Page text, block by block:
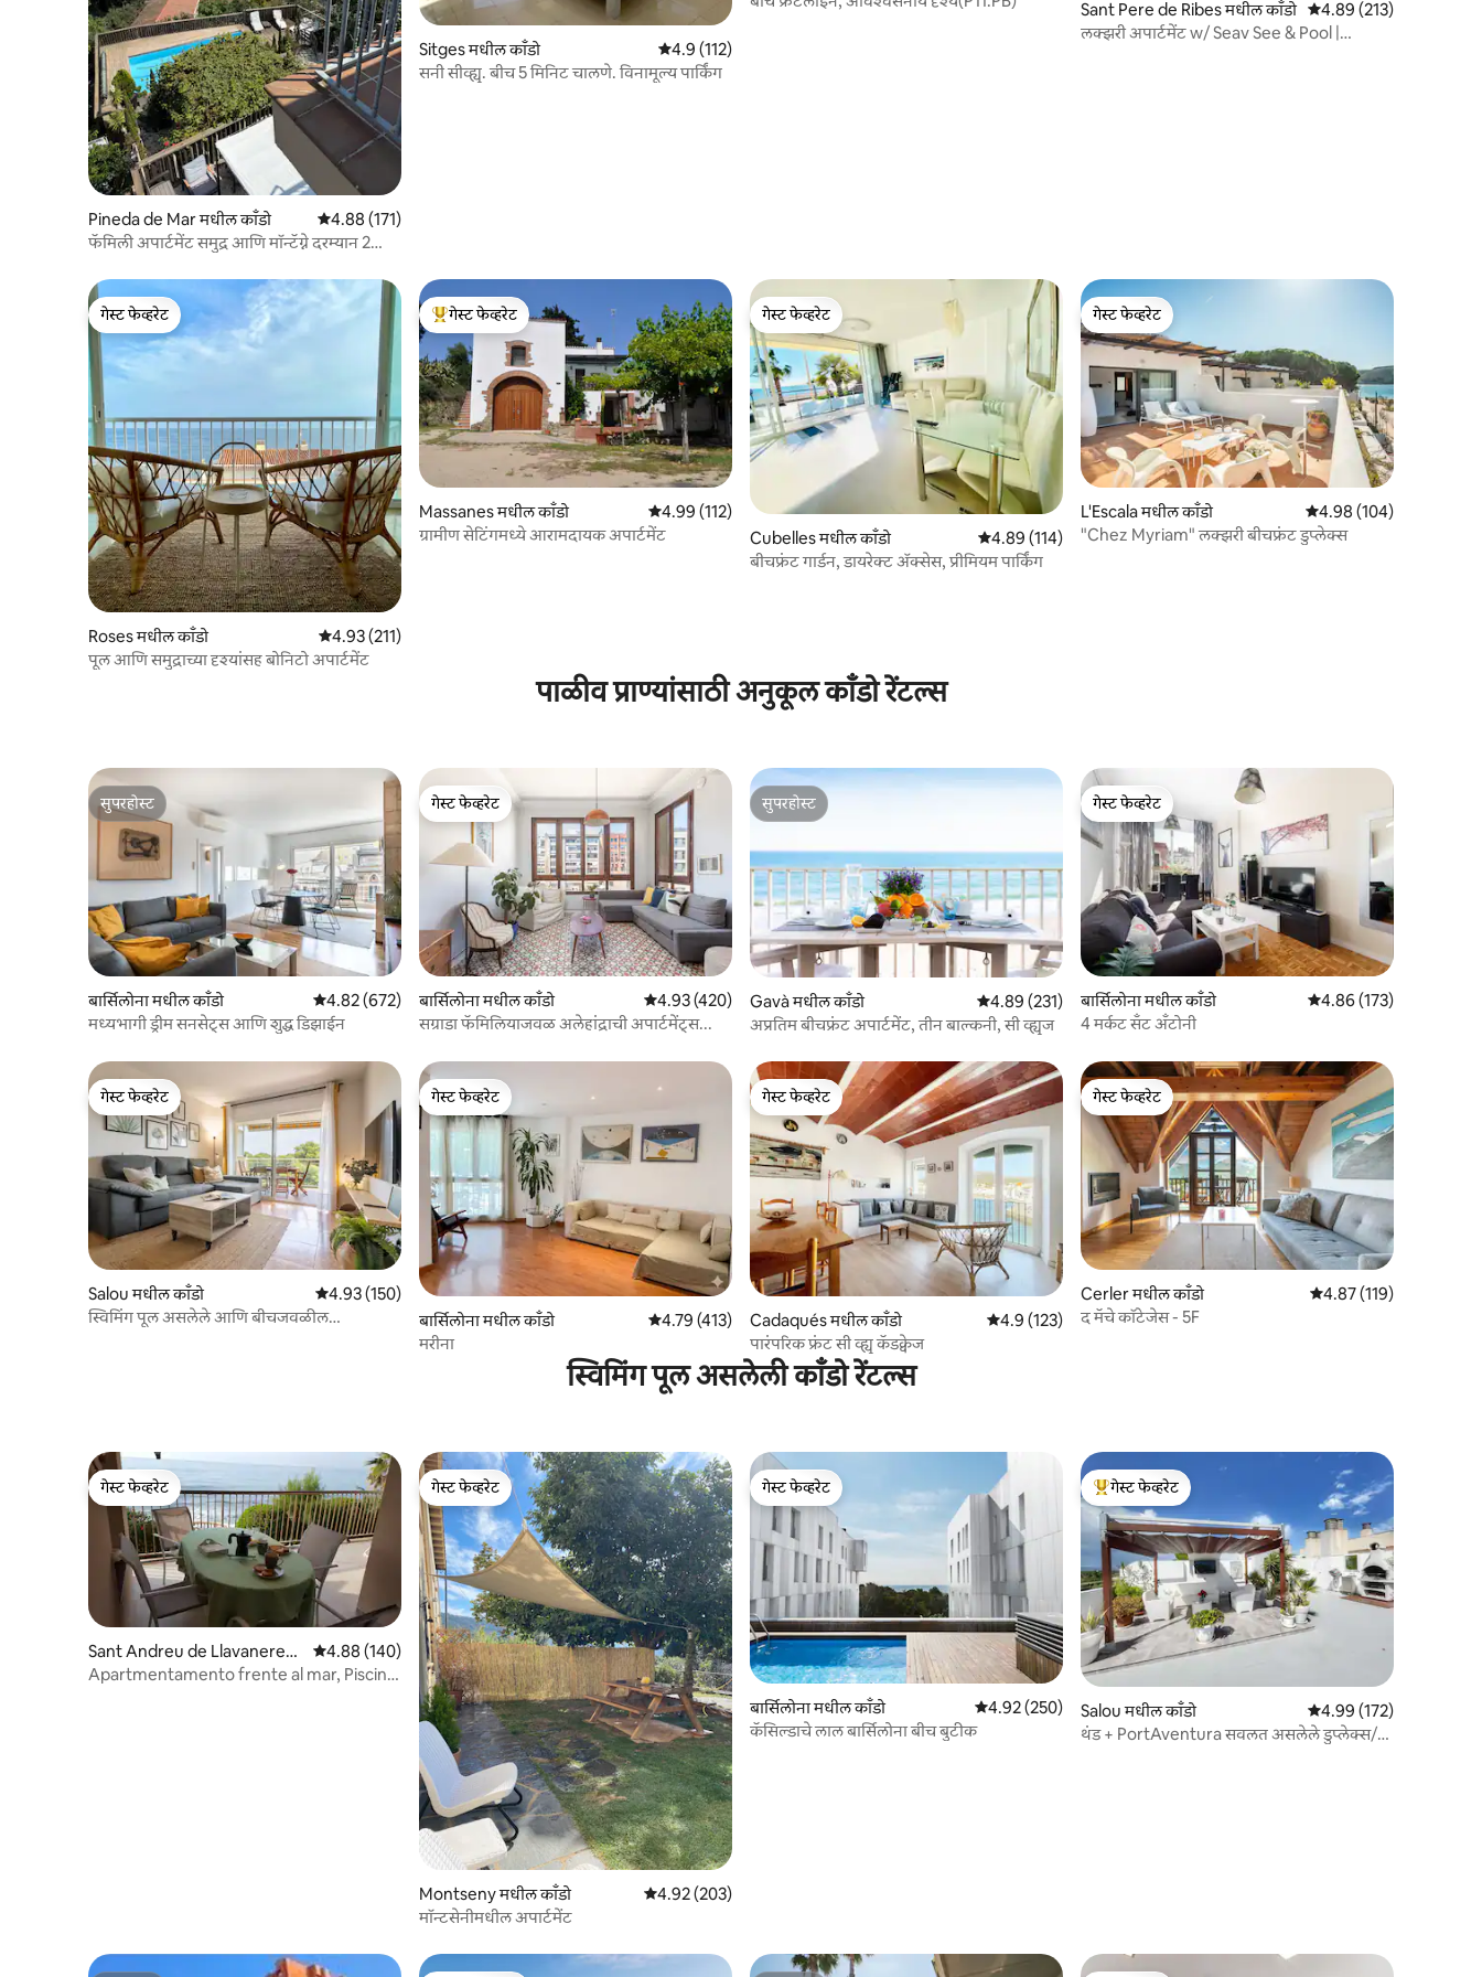
Pineda de Mar मधील काँडो 5 पैकी 4.88 सरासरी रेटिंग, 171 रिव्ह्यूज
4.88 (171)
फॅमिली अपार्टमेंट समुद्र आणि मॉन्टॅग्ने दरम्यान 2
Sitges मधील काँडो 5 पैकी 4.9 सरासरी रेटिंग, 112 रिव्ह्यूज
4.9 (112)
सनी सीव्ह्यू. बीच 5 मिनिट चालणे. विनामूल्य पार्किंग
Sant Pere de Ribes मधील काँडो 5 पैकी 4.89 सरासरी रेटिंग,
4.89 (213)
लक्झरी अपार्टमेंट w/ Seav See & Pool |
गेस्ट फेव्हरेट
गेस्ट फेव्हरेट
Roses मधील काँडो 5 पैकी 4.93 सरासरी रेटिंग, 211 रिव्ह्यूज
4.93 (211)
पूल आणि समुद्राच्या दृश्यांसह बोनिटो अपार्टमेंट
टॉप गेस्ट फेव्हरेट
गेस्ट फेव्हरेट
Massanes मधील काँडो 5 पैकी 4.99 सरासरी रेटिंग, 112 रिव्ह्यूज
4.99 (112)
ग्रामीण सेटिंगमध्ये आरामदायक अपार्टमेंट
गेस्ट फेव्हरेट
गेस्ट फेव्हरेट
Cubelles मधील काँडो 5 पैकी 4.89 सरासरी रेटिंग, 114 रिव्ह्यूज
4.89 (114)
बीचफ्रंट गार्डन, डायरेक्ट ॲक्सेस, प्रीमियम पार्किंग
गेस्ट फेव्हरेट
गेस्ट फेव्हरेट
L'Escala मधील काँडो 5 पैकी 4.98 सरासरी रेटिंग,
4.98 (104)
"Chez Myriam" लक्झरी बीचफ्रंट डुप्लेक्स
पाळीव प्राण्यांसाठी अनुकूल काँडो रेंटल्स
सुपरहोस्ट
सुपरहोस्ट
बार्सिलोना मधील काँडो 5 पैकी 4.82 सरासरी रेटिंग, 672 रिव्ह्यूज
4.82 (672)
मध्यभागी ड्रीम सनसेट्स आणि शुद्ध डिझाईन
गेस्ट फेव्हरेट
गेस्ट फेव्हरेट
बार्सिलोना मधील काँडो 5 पैकी 4.93 सरासरी रेटिंग, 420 रिव्ह्यूज
4.93 (420)
सग्राडा फॅमिलियाजवळ अलेहांद्राची अपार्टमेंट्स...
सुपरहोस्ट
सुपरहोस्ट
Gavà मधील काँडो 5 पैकी 4.89 सरासरी रेटिंग, 231 रिव्ह्यूज
4.89 (231)
अप्रतिम बीचफ्रंट अपार्टमेंट, तीन बाल्कनी, सी व्ह्यूज
गेस्ट फेव्हरेट
गेस्ट फेव्हरेट
बार्सिलोना मधील काँडो 5 पैकी 4.86 सरासरी रेटिंग,
4.86 (173)
4 मर्कट सँट अँटोनी
गेस्ट फेव्हरेट
गेस्ट फेव्हरेट
Salou मधील काँडो 5 पैकी 4.93 सरासरी रेटिंग, 150 रिव्ह्यूज
4.93 (150)
स्विमिंग पूल असलेले आणि बीचजवळील
गेस्ट फेव्हरेट
गेस्ट फेव्हरेट
बार्सिलोना मधील काँडो 5 पैकी 4.79 सरासरी रेटिंग, 413 रिव्ह्यूज
4.79 (413)
मरीना
गेस्ट फेव्हरेट
गेस्ट फेव्हरेट
Cadaqués मधील काँडो 5 पैकी 4.9 सरासरी रेटिंग, 123 रिव्ह्यूज
4.9 (123)
पारंपरिक फ्रंट सी व्ह्यू कॅडक्वेज
गेस्ट फेव्हरेट
गेस्ट फेव्हरेट
Cerler मधील काँडो 5 पैकी 4.87 सरासरी रेटिंग,
4.87 (119)
द मॅचे कॉटेजेस - 5F
स्विमिंग पूल असलेली काँडो रेंटल्स
गेस्ट फेव्हरेट
गेस्ट फेव्हरेट
Sant Andreu de Llavaneres
मधील काँडो
5 पैकी 4.88 सरासरी रेटिंग, 140 रिव्ह्यूज
4.88 (140)
Apartmentamento frente al mar, Piscina,
गेस्ट फेव्हरेट
गेस्ट फेव्हरेट
Montseny मधील काँडो 5 पैकी 4.92 सरासरी रेटिंग, 203 रिव्ह्यूज
4.92 (203)
मॉन्टसेनीमधील अपार्टमेंट
गेस्ट फेव्हरेट
गेस्ट फेव्हरेट
बार्सिलोना मधील काँडो 5 पैकी 4.92 सरासरी रेटिंग, 250 रिव्ह्यूज
4.92 (250)
कॅसिल्डाचे लाल बार्सिलोना बीच बुटीक
टॉप गेस्ट फेव्हरेट
गेस्ट फेव्हरेट
Salou मधील काँडो 5 पैकी 4.99 सरासरी रेटिंग,
4.99 (172)
थंड + PortAventura सवलत असलेले डुप्लेक्स/